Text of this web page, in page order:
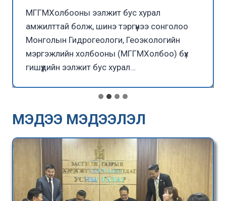
МГГМХолбооны ээлжит бус хурал
амжилттай болж, шинэ тэргүүнээ сонголоо
Монголын Гидрогеологи, Геоэкологийн
мэргэжлийн холбооны (МГГМХолбоо) бүх
гишүүдийн ээлжит бус хурал…
МЭДЭЭ МЭДЭЭЛЭЛ